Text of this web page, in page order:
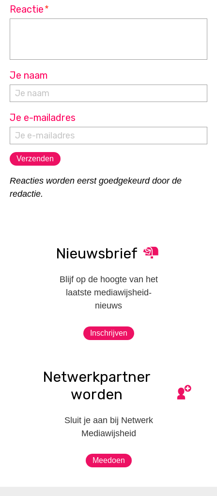
Reactie*
Je naam
Je e-mailadres
Reacties worden eerst goedgekeurd door de
redactie.
Nieuwsbrief
Blijf op de hoogte van het
laatste mediawijsheid-
nieuws
Inschrijven
Netwerkpartner
worden
Sluit je aan bij Netwerk
Mediawijsheid
Meedoen